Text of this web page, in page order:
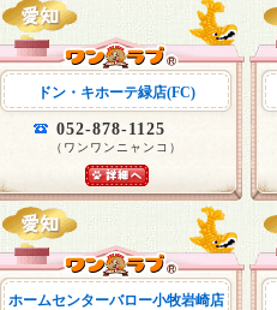
ドン・キホーテ緑店(FC)
052-878-1125
（ワンワンニャンコ）
ホームセンターバロー小牧岩崎店